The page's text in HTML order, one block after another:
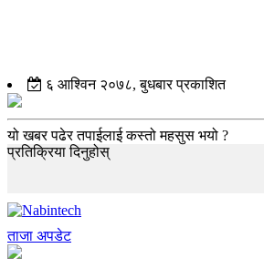
६ आश्विन २०७८, बुधबार प्रकाशित
यो खबर पढेर तपाईलाई कस्तो महसुस भयो ?
प्रतिक्रिया दिनुहोस्
ताजा अपडेट